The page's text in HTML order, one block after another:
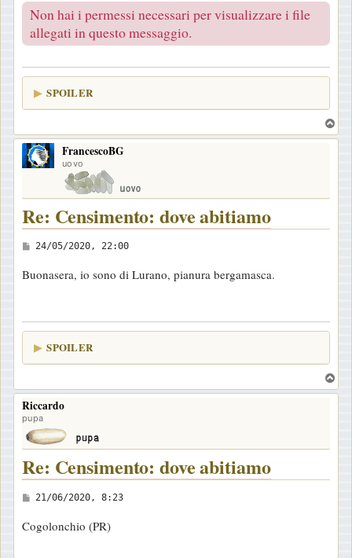
i
o
Non hai i permessi necessari per visualizzare i file
allegati in questo messaggio.
SPOILER
o
FrancescoBG
uovo
Re: Censimento: dove abitiamo
M
s
a
g
o
24/05/2020, 22:00
Buonasera, io sono di Lurano, pianura bergamasca.
SPOILER
o
Riccardo
pupa
Re: Censimento: dove abitiamo
M
s
21/06/2020, 8:23
Cogolonchio (PR)